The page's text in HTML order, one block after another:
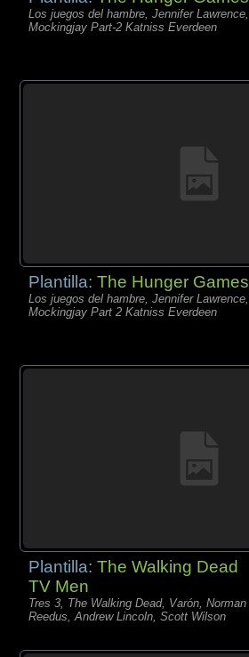
Los juegos del hambre, Jennifer Lawrence,
Mockingjay Part-2 Katniss Everdeen
Plantilla:The Hunger Games
Los juegos del hambre, Jennifer Lawrence,
Mockingjay Part 2 Katniss Everdeen
Plantilla:The Walking Dead
TV Men
Tres 3, The Walking Dead, Varón, Norman
Reedus, Andrew Lincoln, Scott Wilson